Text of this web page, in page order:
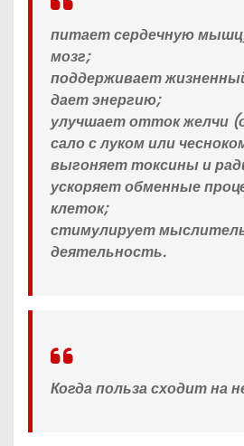
питает сердечную
мозг;
поддерживает
дает энергию;
улучшает отток желчи
сало с луком или
выгоняет токсины и
ускоряет обменные
клеток;
стимулирует
деятельность.
Когда польза сходит на